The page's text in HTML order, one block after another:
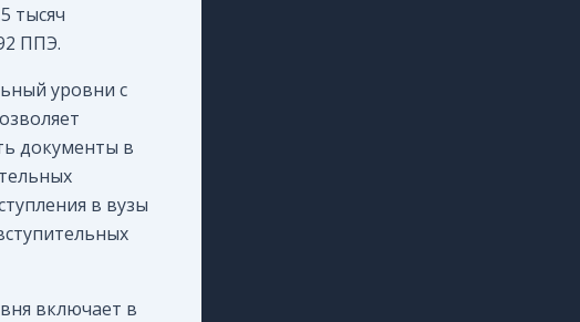
тысяч
ППЭ.
уровни с
документы в
в вузы
включает в